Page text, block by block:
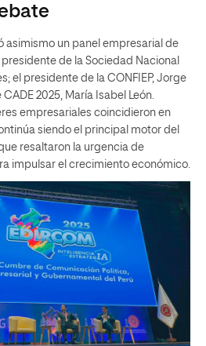
asimismo un panel empresarial de
de la Sociedad Nacional
el presidente de la CONFIEP, Jorge
2025, María Isabel León.
empresariales coincidieron en
siendo el principal motor del
resaltaron la urgencia de
impulsar el crecimiento económico.